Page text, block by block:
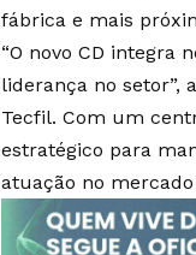
fábrica e mais
“O novo CD integra
liderança no setor”,
Tecfil. Com um
estratégico para
atuação no